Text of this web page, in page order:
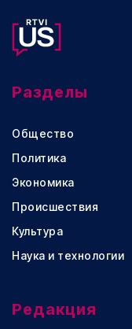
Разделы
Общество
Политика
Экономика
Происшествия
Культура
Наука и технологии
Редакция